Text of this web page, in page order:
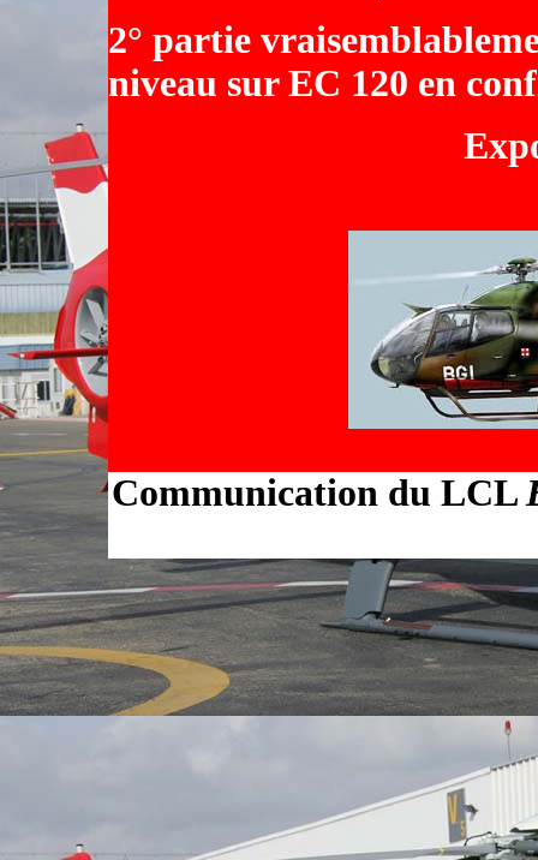
2° partie
niveau sur EC 120 en
Communication du LCL